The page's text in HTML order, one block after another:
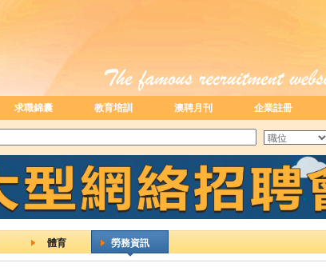
求職錦囊 教育培訓 澳聘月刊 企業註冊
體育 勞務資訊